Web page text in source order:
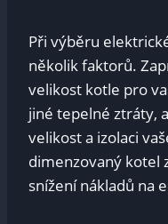
Při výběru
několik faktorů.
velikost kotle pro
jiné tepelné ztráty,
velikost a izolaci
dimenzovaný kotel
snížení nákladů na